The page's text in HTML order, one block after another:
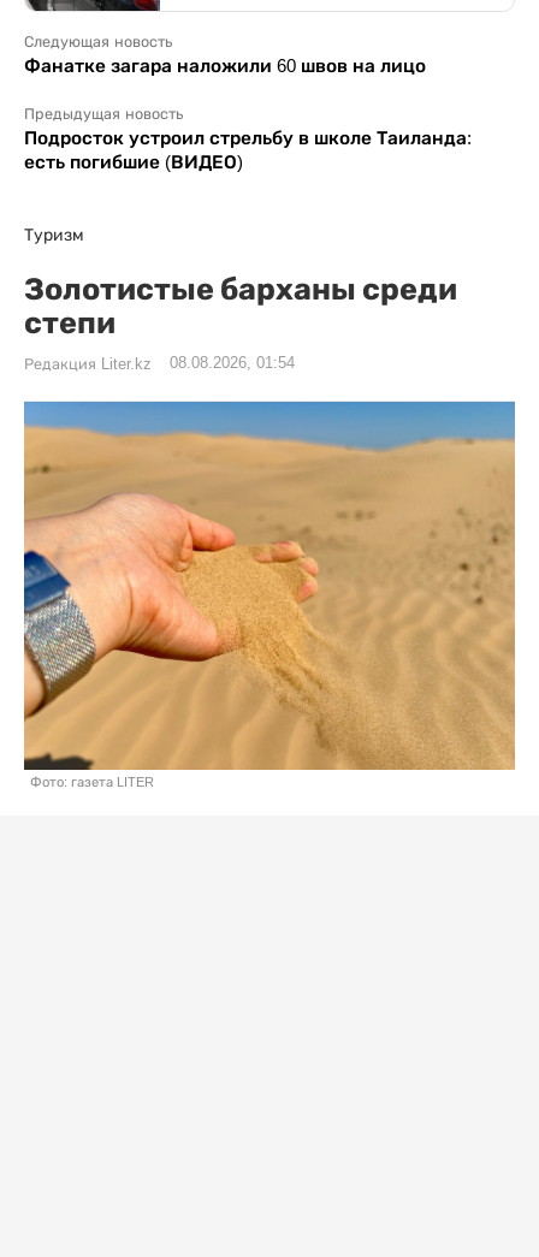
Следующая новость
Фанатке загара наложили 60 швов на лицо
Предыдущая новость
Подросток устроил стрельбу в школе Таиланда:
есть погибшие (ВИДЕО)
Туризм
Золотистые барханы среди
степи
Редакция Liter.kz 08.08.2026, 01:54
Фото: газета LITER